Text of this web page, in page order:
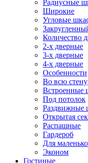
Радиусные
Широкие
Угловые
Количество
2-х дверные
3-х дверные
4-х дверные
Особенности
Во всю стену
Встроенные
Под потолок
Раздвижные
Открытая
Распашные
Гардероб
Для
Эконом
Гостиные